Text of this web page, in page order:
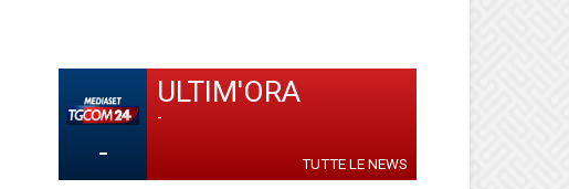
-
ULTIM'ORA
-
TUTTE LE NEWS